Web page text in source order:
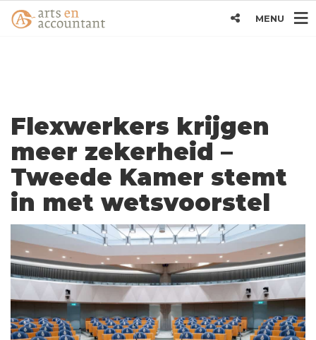
MENU
Flexwerkers krijgen
meer zekerheid –
Tweede Kamer stemt
in met wetsvoorstel